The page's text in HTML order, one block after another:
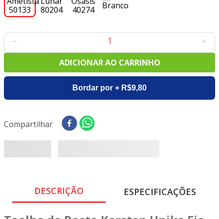
＋
－
ADICIONAR AO CARRINHO
Bordar por + R$9,80
Compartilhar
DESCRIÇÃO ESPECIFICAÇÕES
8º
tricoline digital